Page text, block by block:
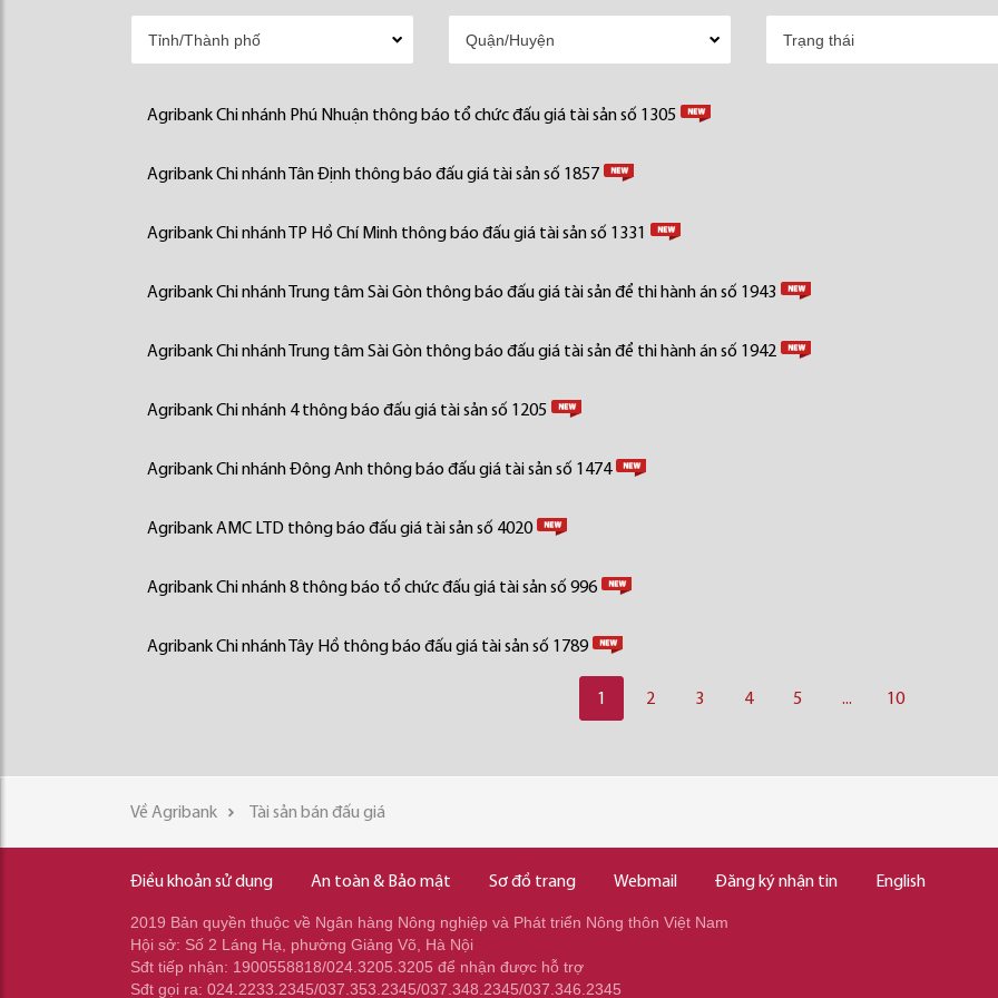
Agribank Chi nhánh Phú Nhuận thông báo tổ chức đấu giá tài sản số 1305
Agribank Chi nhánh Tân Định thông báo đấu giá tài sản số 1857
Agribank Chi nhánh TP Hồ Chí Minh thông báo đấu giá tài sản số 1331
Agribank Chi nhánh Trung tâm Sài Gòn thông báo đấu giá tài sản để thi hành án số 1943
Agribank Chi nhánh Trung tâm Sài Gòn thông báo đấu giá tài sản để thi hành án số 1942
Agribank Chi nhánh 4 thông báo đấu giá tài sản số 1205
Agribank Chi nhánh Đông Anh thông báo đấu giá tài sản số 1474
Agribank AMC LTD thông báo đấu giá tài sản số 4020
Agribank Chi nhánh 8 thông báo tổ chức đấu giá tài sản số 996
Agribank Chi nhánh Tây Hồ thông báo đấu giá tài sản số 1789
1 2 3 4 5 ... 10
Về Agribank Tài sản bán đấu giá
Điều khoản sử dụng An toàn & Bảo mật Sơ đồ trang Webmail Đăng ký nhận tin English
2019 Bản quyền thuộc về Ngân hàng Nông nghiệp và Phát triển Nông thôn Việt Nam
Hội sở: Số 2 Láng Hạ, phường Giảng Võ, Hà Nội
Sđt tiếp nhận: 1900558818/024.3205.3205 để nhận được hỗ trợ
Sđt gọi ra: 024.2233.2345/037.353.2345/037.348.2345/037.346.2345